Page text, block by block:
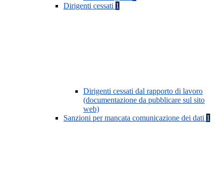
Dirigenti cessati 1
Dirigenti cessati dal rapporto di lavoro
(documentazione da pubblicare sul sito
web)
Sanzioni per mancata comunicazione dei dati 1